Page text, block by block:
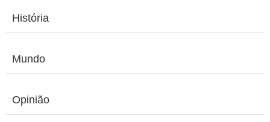
História
Mundo
Opinião